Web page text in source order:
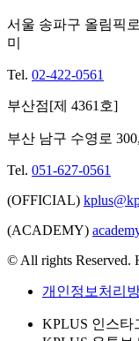
서울 송파구 올림픽
미
Tel. 02-422-0561
부산점[제 4361호]
부산 남구 수영로
Tel. 051-627-0561
(OFFICIAL)
(ACADEMY)
© All rights Reserved.
개인정보처리
KPLUS 인스타